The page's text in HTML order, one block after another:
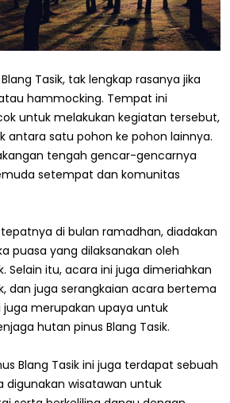
Tasik, tak lengkap rasanya jika
hammocking. Tempat ini
untuk melakukan kegiatan tersebut,
antara satu pohon ke pohon lainnya.
tengah gencar-gencarnya
setempat dan komunitas
di bulan ramadhan, diadakan
puasa yang dilaksanakan oleh
Selain itu, acara ini juga dimeriahkan
dan juga serangkaian acara bertema
juga merupakan upaya untuk
hutan pinus Blang Tasik.
Blang Tasik ini juga terdapat sebuah
digunakan wisatawan untuk